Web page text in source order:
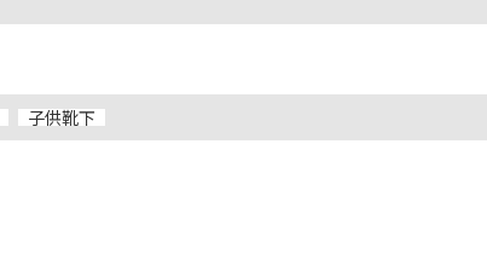
子供靴下